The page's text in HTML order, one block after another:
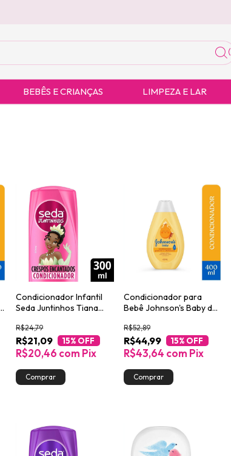
BEBÊS E CRIANÇAS LIMPEZA E LAR
Condicionador Infantil
Seda Juntinhos Tiana
300ml
R$21,09
R$24,79
15% OFF
R$20,46 com Pix
Condicionador para
Bebê Johnson's Baby de
R$44,99
R$52,89
15% OFF
R$43,64 com Pix